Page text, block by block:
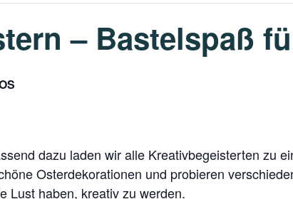
– Bastelspaß
dazu laden wir alle Kreativbegeisterten zu
Osterdekorationen und probieren
Lust haben, kreativ zu werden.